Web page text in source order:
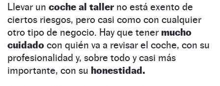
Llevar un coche al tallerno está exento de
ciertos riesgos, pero casi como con cualquier
otro tipo de negocio. Hay que tener mucho
cuidado con quién va a revisar el coche, con su
profesionalidad y, sobre todo y casi más
importante, con su honestidad.